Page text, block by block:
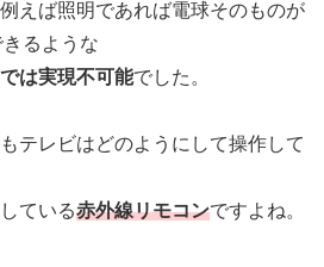
えば照明であれば電球そのものが
るような
は実現不可能でした。
テレビはどのようにして操作して
ている赤外線リモコンですよね。